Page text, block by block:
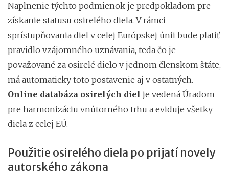
Naplnenie týchto podmienok je predpokladom pre
získanie statusu osirelého diela. V rámci
sprístupňovania diel v celej Európskej únii bude platiť
pravidlo vzájomného uznávania, teda čo je
považované za osirelé dielo v jednom členskom štáte,
má automaticky toto postavenie aj v ostatných.
Online databáza osirelých diel je vedená Úradom
pre harmonizáciu vnútorného trhu a eviduje všetky
diela z celej EÚ.
Použitie osirelého diela po prijatí novely
autorského zákona